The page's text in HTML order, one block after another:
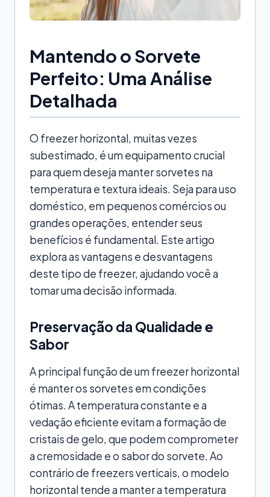
Mantendo o Sorvete
Perfeito: Uma Análise
Detalhada
O freezer horizontal, muitas vezes
subestimado, é um equipamento crucial
para quem deseja manter sorvetes na
temperatura e textura ideais. Seja para uso
doméstico, em pequenos comércios ou
grandes operações, entender seus
benefícios é fundamental. Este artigo
explora as vantagens e desvantagens
deste tipo de freezer, ajudando você a
tomar uma decisão informada.
Preservação da Qualidade e
Sabor
A principal função de um freezer horizontal
é manter os sorvetes em condições
ótimas. A temperatura constante e a
vedação eficiente evitam a formação de
cristais de gelo, que podem comprometer
a cremosidade e o sabor do sorvete. Ao
contrário de freezers verticais, o modelo
horizontal tende a manter a temperatura